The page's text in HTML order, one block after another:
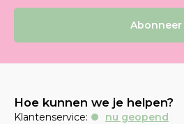
Abonneer
Hoe kunnen we je helpen?
Klantenservice:
nu geopend